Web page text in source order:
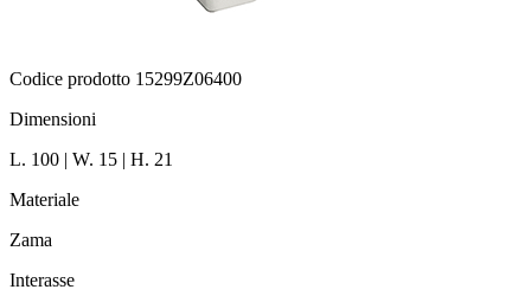
Codice prodotto 15299Z06400
Dimensioni
L. 100 | W. 15 | H. 21
Materiale
Zama
Interasse